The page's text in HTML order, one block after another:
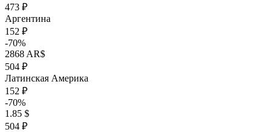
473 ₽
Аргентина
152 ₽
-70%
2868 AR$
504 ₽
Латинская Америка
152 ₽
-70%
1.85 $
504 ₽